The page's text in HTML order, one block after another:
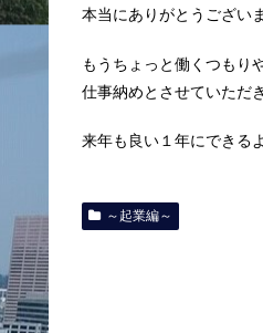
本当にありがとうござい
もうちょっと働くつもり
仕事納めとさせていただ
来年も良い１年にできる
～起業編～